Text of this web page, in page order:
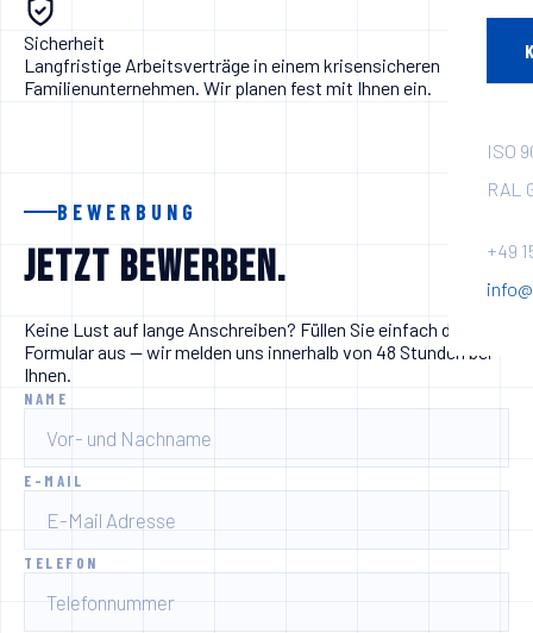
ISO
RAL
+49
Sicherheit
Langfristige Arbeitsverträge in einem krisensicheren
Familienunternehmen. Wir planen fest mit Ihnen ein.
BEWERBUNG
Jetzt bewerben.
Keine Lust auf lange Anschreiben? Füllen Sie einfach das
Formular aus — wir melden uns innerhalb von 48 Stunden bei
Ihnen.
NAME
E-MAIL
TELEFON